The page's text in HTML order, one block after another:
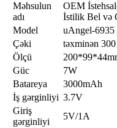
Məhsulun
adı
OEM
İstilik Bel və
Model
uAngel-6935
Çəki
təxminən 300
Ölçü
Güc
7W
Batareya
3000mAh
İş gərginliyi 3.7V
Giriş
gərginliyi
5V/1A